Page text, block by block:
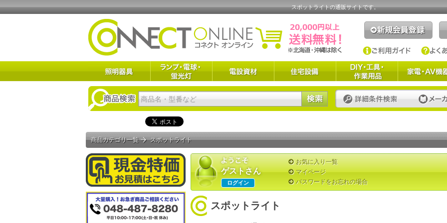
スポットライトの通販サイトです。
ゲストさん
お気に入り一覧
マイページ
ログイン パスワードをお忘れの場合
商品カテゴリ一覧 スポットライト
スポットライト